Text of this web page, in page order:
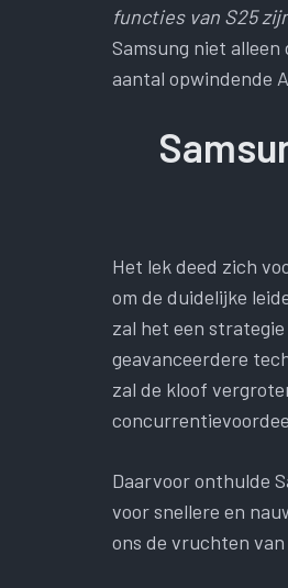
functies van S25
Samsung niet
aantal opwindende
Het lek deed zich
om de duidelijke
zal het een
geavanceerdere
zal de kloof
Daarvoor onthulde
voor snellere en
ons de vruchten